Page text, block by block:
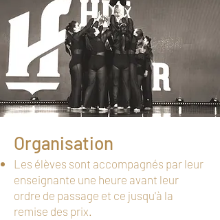
Organisation
Les élèves sont accompagnés par leur
enseignante une heure avant leur
ordre de passage et ce jusqu'à la
remise des prix.